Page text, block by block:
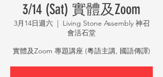
3/14 (Sat) 實體及Zoom
3月14日週六
  |
Living Stone Assembly 神召
會活石堂